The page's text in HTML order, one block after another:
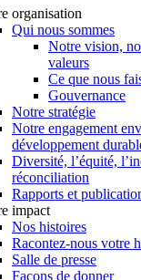
organisation
Qui nous sommes
Notre vision,
valeurs
Ce que nous
Gouvernance
Notre stratégie
Notre engagement
développement
Diversité, l’équité,
réconciliation
Rapports et
impact
Nos histoires
Racontez-nous votre
Salle de presse
Façons de donner